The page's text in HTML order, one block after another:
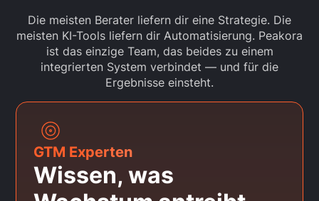
Die meisten Berater liefern dir eine Strategie. Die
meisten KI-Tools liefern dir Automatisierung. Peakora
ist das einzige Team, das beides zu einem
integrierten System verbindet — und für die
Ergebnisse einsteht.
GTM Experten
Wissen, was